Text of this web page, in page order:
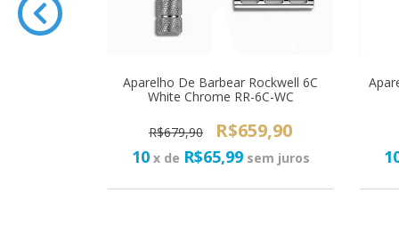
Aparelho De Barbear Rockwell 6C
White Chrome RR-6C-WC
R$679,90 R$659,90
10 x de R$65,99 sem juros